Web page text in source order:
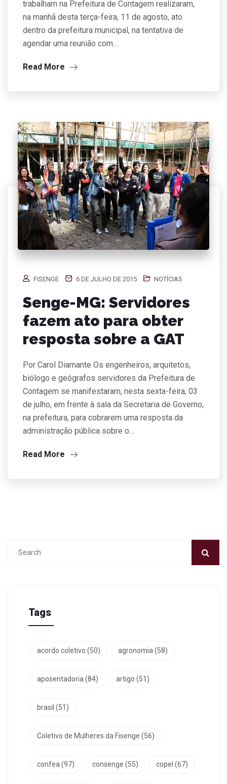
trabalham na Prefeitura de Contagem realizaram,
na manhã desta terça-feira, 11 de agosto, ato
dentro da prefeitura municipal, na tentativa de
agendar uma reunião com…
Read More
FISENGE 6 DE JULHO DE 2015 NOTÍCIAS
Senge-MG: Servidores
fazem ato para obter
resposta sobre a GAT
Por Carol Diamante Os engenheiros, arquitetos,
biólogo e geógrafos servidores da Prefeitura de
Contagem se manifestaram, nesta sexta-feira, 03
de julho, em frente à sala da Secretaria de Governo,
na prefeitura, para cobrarem uma resposta da
administração pública sobre o…
Read More
Tags
acordo coletivo (50) agronomia(58)
aposentadoria(84) artigo (51)
brasil (51)
Coletivo de Mulheres da Fisenge (56)
confea(97) consenge (55) copel (67)